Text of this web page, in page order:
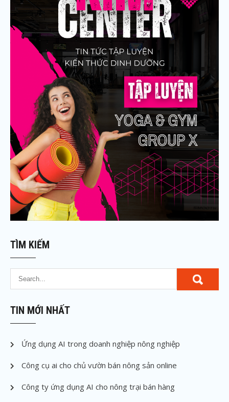
TÌM KIẾM
TIN MỚI NHẤT
Ứng dụng AI trong doanh nghiệp nông nghiệp
Công cụ ai cho chủ vườn bán nông sản online
Công ty ứng dụng AI cho nông trại bán hàng